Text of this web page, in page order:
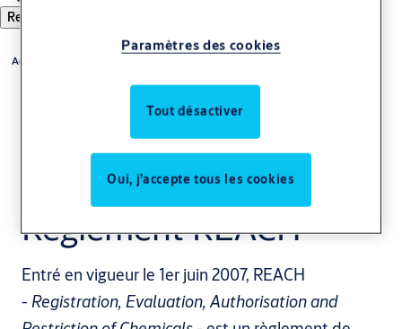
Rechercher
Accueil
Règlement REACH
Entré en vigueur le 1er juin 2007, REACH
- Registration, Evaluation, Authorisation and
Paramètres des cookies
Tout désactiver
Oui, j’accepte tous les cookies